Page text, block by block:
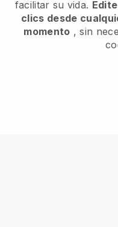
facilitar su vida.
clics desde
momento , sin